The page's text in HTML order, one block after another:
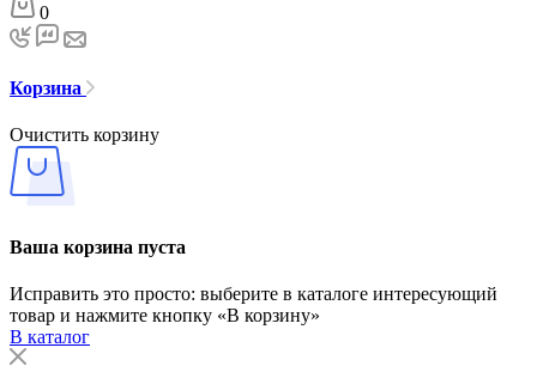
0
Корзина
Очистить корзину
Ваша корзина пуста
Исправить это просто: выберите в каталоге интересующий
товар и нажмите кнопку «В корзину»
В каталог